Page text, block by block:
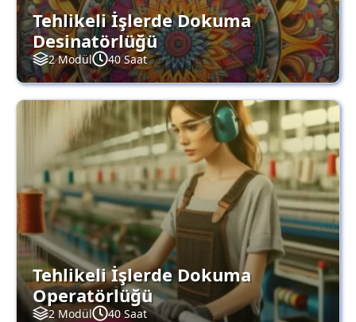
Tehlikeli İşlerde Dokuma
Desinatörlüğü
2 Modül 40 Saat
Tehlikeli İşlerde Dokuma
Operatörlüğü
2 Modül 40 Saat